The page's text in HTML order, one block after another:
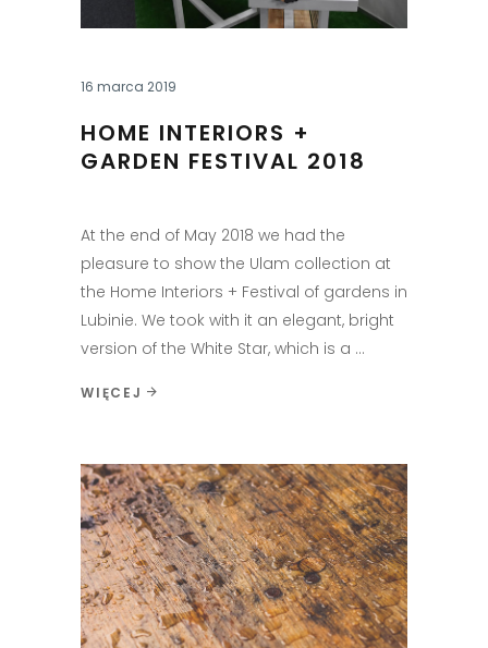
16 marca 2019
HOME INTERIORS +
GARDEN FESTIVAL 2018
At the end of May 2018 we had the
pleasure to show the Ulam collection at
the Home Interiors + Festival of gardens in
Lubinie. We took with it an elegant, bright
version of the White Star, which is a
WIĘCEJ